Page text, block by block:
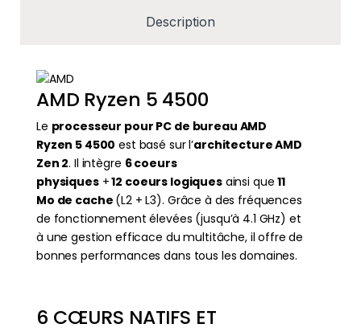
Description
AMD Ryzen 5 4500
Le processeur pour PC de bureau AMD
Ryzen 5 4500 est basé sur l’architecture AMD
Zen 2. Il intègre 6 coeurs
physiques+12 coeurs logiquesainsi que11
Mo de cache (L2 + L3). Grâce à des fréquences
de fonctionnement élevées (jusqu’à 4.1 GHz) et
à une gestion efficace du multitâche, il offre de
bonnes performances dans tous les domaines.
6 CŒURS NATIFS ET